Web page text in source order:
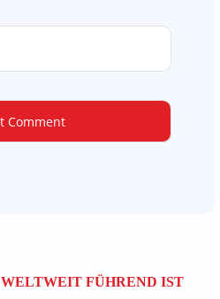
WELTWEIT FÜHREND IST